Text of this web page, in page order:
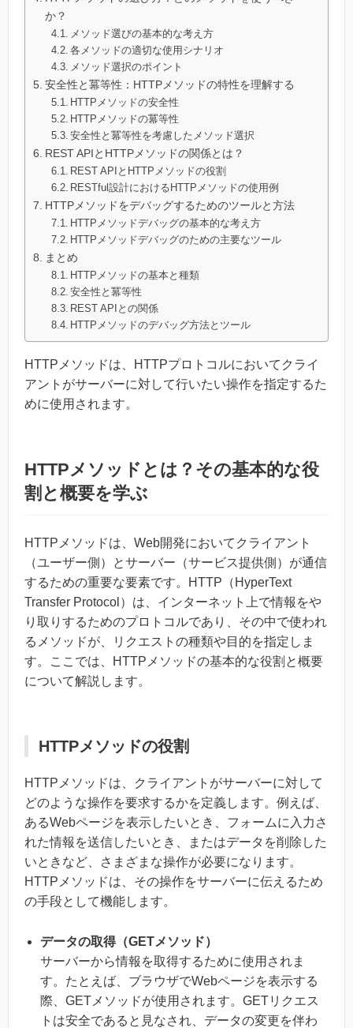
か？
メソッド選びの基本的な考え方
各メソッドの適切な使用シナリオ
メソッド選択のポイント
安全性と冪等性：HTTPメソッドの特性を理解する
HTTPメソッドの安全性
HTTPメソッドの冪等性
安全性と冪等性を考慮したメソッド選択
REST APIとHTTPメソッドの関係とは？
REST APIとHTTPメソッドの役割
RESTful設計におけるHTTPメソッドの使用例
HTTPメソッドをデバッグするためのツールと方法
HTTPメソッドデバッグの基本的な考え方
HTTPメソッドデバッグのための主要なツール
まとめ
HTTPメソッドの基本と種類
安全性と冪等性
REST APIとの関係
HTTPメソッドのデバッグ方法とツール
HTTPメソッドは、HTTPプロトコルにおいてクライ
アントがサーバーに対して行いたい操作を指定するた
めに使用されます。
HTTPメソッドとは？その基本的な役
割と概要を学ぶ
HTTPメソッドは、Web開発においてクライアント
（ユーザー側）とサーバー（サービス提供側）が通信
するための重要な要素です。HTTP（HyperText
Transfer Protocol）は、インターネット上で情報をや
り取りするためのプロトコルであり、その中で使われ
るメソッドが、リクエストの種類や目的を指定しま
す。ここでは、HTTPメソッドの基本的な役割と概要
について解説します。
HTTPメソッドの役割
HTTPメソッドは、クライアントがサーバーに対して
どのような操作を要求するかを定義します。例えば、
あるWebページを表示したいとき、フォームに入力さ
れた情報を送信したいとき、またはデータを削除した
いときなど、さまざまな操作が必要になります。
HTTPメソッドは、その操作をサーバーに伝えるため
の手段として機能します。
データの取得（GETメソッド）
サーバーから情報を取得するために使用されま
す。たとえば、ブラウザでWebページを表示する
際、GETメソッドが使用されます。GETリクエス
トは安全であると見なされ、データの変更を伴わ